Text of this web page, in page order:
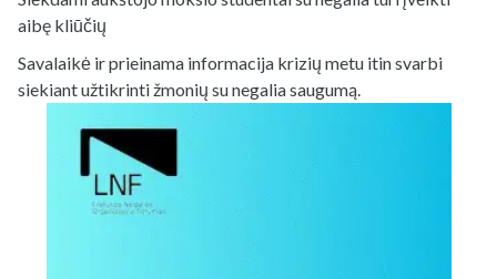
aibę kliūčių
Savalaikė ir prieinama informacija krizių metu itin svarbi
siekiant užtikrinti žmonių su negalia saugumą.